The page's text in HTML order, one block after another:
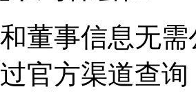
事信息无需
官方渠道查